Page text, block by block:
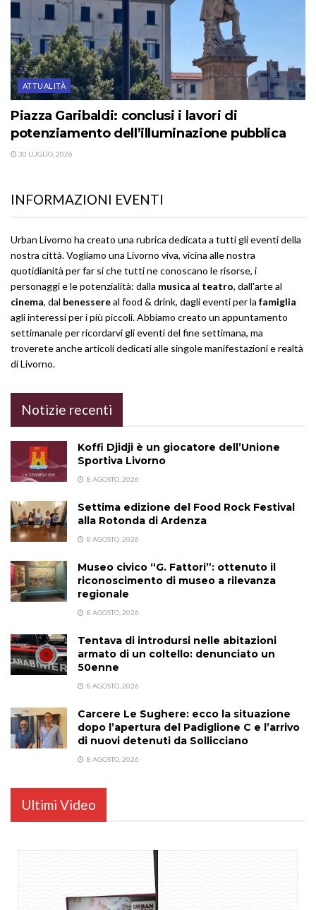
ATTUALITÀ
Piazza Garibaldi: conclusi i lavori di
potenziamento dell’illuminazione pubblica
30 LUGLIO, 2026
INFORMAZIONI EVENTI
Urban Livorno ha creato una rubrica dedicata a tutti gli eventi della
nostra città. Vogliamo una Livorno viva, vicina alle nostra
quotidianità per far si che tutti ne conoscano le risorse, i
personaggi e le potenzialità: dalla musica al teatro, dall'arte al
cinema, dal benessereal food & drink, dagli eventi per la famiglia
agli interessi per i più piccoli. Abbiamo creato un appuntamento
settimanale per ricordarvi gli eventi del fine settimana, ma
troverete anche articoli dedicati alle singole manifestazioni e realtà
di Livorno.
Notizie recenti
Koffi Djidji è un giocatore dell’Unione
Sportiva Livorno
8 AGOSTO, 2026
Settima edizione del Food Rock Festival
alla Rotonda di Ardenza
8 AGOSTO, 2026
Museo civico “G. Fattori”: ottenuto il
riconoscimento di museo a rilevanza
regionale
8 AGOSTO, 2026
Tentava di introdursi nelle abitazioni
armato di un coltello: denunciato un
50enne
8 AGOSTO, 2026
Carcere Le Sughere: ecco la situazione
dopo l’apertura del Padiglione C e l’arrivo
di nuovi detenuti da Sollicciano
8 AGOSTO, 2026
Ultimi Video